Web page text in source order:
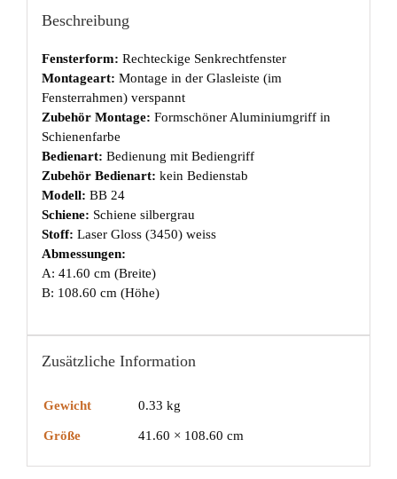
Beschreibung
Fensterform: Rechteckige Senkrechtfenster
Montageart: Montage in der Glasleiste (im
Fensterrahmen) verspannt
Zubehör Montage: Formschöner Aluminiumgriff in
Schienenfarbe
Bedienart: Bedienung mit Bediengriff
Zubehör Bedienart: kein Bedienstab
Modell: BB 24
Schiene: Schiene silbergrau
Stoff: Laser Gloss (3450) weiss
Abmessungen:
A: 41.60 cm (Breite)
B: 108.60 cm (Höhe)
Zusätzliche Information
Gewicht 0.33 kg
Größe 41.60 × 108.60 cm